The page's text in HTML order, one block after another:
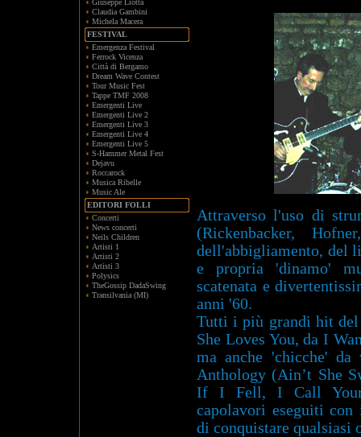
Giuseppe Liotta
Claudia Gambini
Michela Macera
FESTIVAL
Emergenza Festival
Ferrock Vicenza
Città di Bergamo
Dream Wave Contest
Tour Music Fest
Tappe TMF 2008
Emergenti Live
Emergenti Live 2
Emergenti Live 3
Emergenti Live 4
Emergenti Live 5
S-Hammer Metal Fest
Dejavu
Roccarock
Musica Ribelle
Music Ale
EDITORI FOLLI
Concerti
News concerti
Neils Children
Artisti 1
Artisti 2
Artisti 3
Polysics
TheGossip DadaSwing
Transilvania (MI)
Attraverso l'uso di
(Rickenbacker,
dell'abbigliamento, del
e propria 'dinamo'
scatenata e
anni '60.
Tutti i più grandi hit del
She Loves You, da I
ma anche 'chicche'
Anthology (Ain’t She
If I Fell, I Call Your
capolavori eseguiti con
di conquistare qualsiasi